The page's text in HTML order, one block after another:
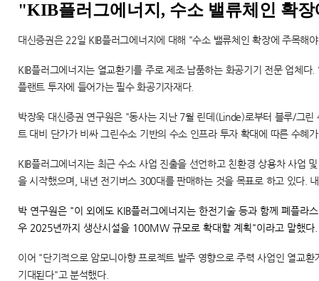
"KIB플러그에너지, 수소 밸류체인 확
대신증권은 22일 KIB플러그에너지에 대해 "수소 밸류체인 확장에 주목해
KIB플러그에너지는 열교환기를 주로 제조·납품하는 화공기기 전문 업체
플랜트 투자에 들어가는 필수 화공기자재다.
박장욱 대신증권 연구원은 "동사는 지난 7월 린데(Linde)로부터 블루/그
트 대비 단가가 비싸 그린수소 기반의 수소 인프라 투자 확대에 따른 수혜
KIB플러그에너지는 최근 수소 사업 진출을 선언하고 친환경 상용차 사업
을 시작했으며, 내년 전기버스 300대를 판매하는 것을 목표로 하고 있다.
박 연구원은 "이 외에도 KIB플러그에너지는 한전기술 등과 함께 폐플라
우 2025년까지 생산시설을 100MW 규모로 확대할 계획"이라고 말했다.
이어 "단기적으로 암모니아향 프로젝트 발주 영향으로 주력 사업인 열교
기대된다"고 분석했다.